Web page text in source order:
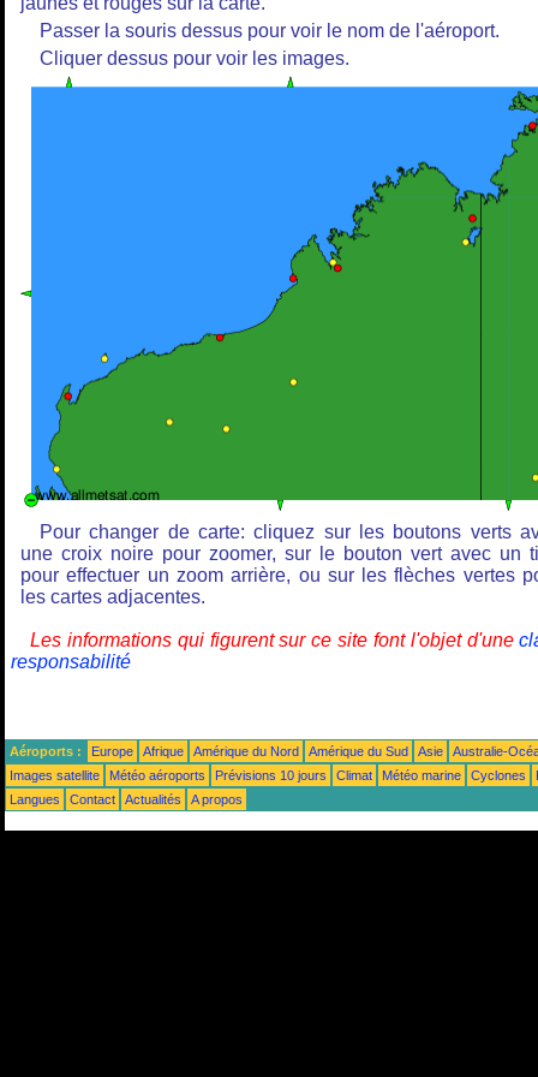
Passer la souris dessus pour voir le nom de l'aéroport.
Cliquer dessus pour voir les images.
Pour changer de carte: cliquez sur les boutons verts
une croix noire pour zoomer, sur le bouton vert avec un
pour effectuer un zoom arrière, ou sur les flèches vertes
les cartes adjacentes.
Les informations qui figurent sur ce site font l'objet d'une
responsabilité
Aéroports : Europe Afrique Amérique du Nord Amérique du Sud Asie
Australie-
Images satellite
Météo aéroports Prévisions 10 jours Climat Météo marine Cyclones
Langues
Contact Actualités A propos